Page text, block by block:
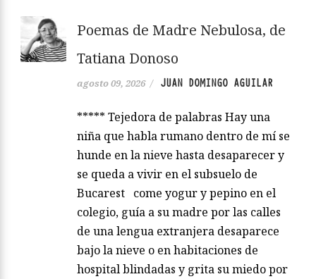
Poemas de Madre Nebulosa, de
Tatiana Donoso
agosto 09, 2026 / JUAN DOMINGO AGUILAR
***** Tejedora de palabras Hay una
niña que habla rumano dentro de mí se
hunde en la nieve hasta desaparecer y
se queda a vivir en el subsuelo de
Bucarest come yogur y pepino en el
colegio, guía a su madre por las calles
de una lengua extranjera desaparece
bajo la nieve o en habitaciones de
hospital blindadas y grita su miedo por